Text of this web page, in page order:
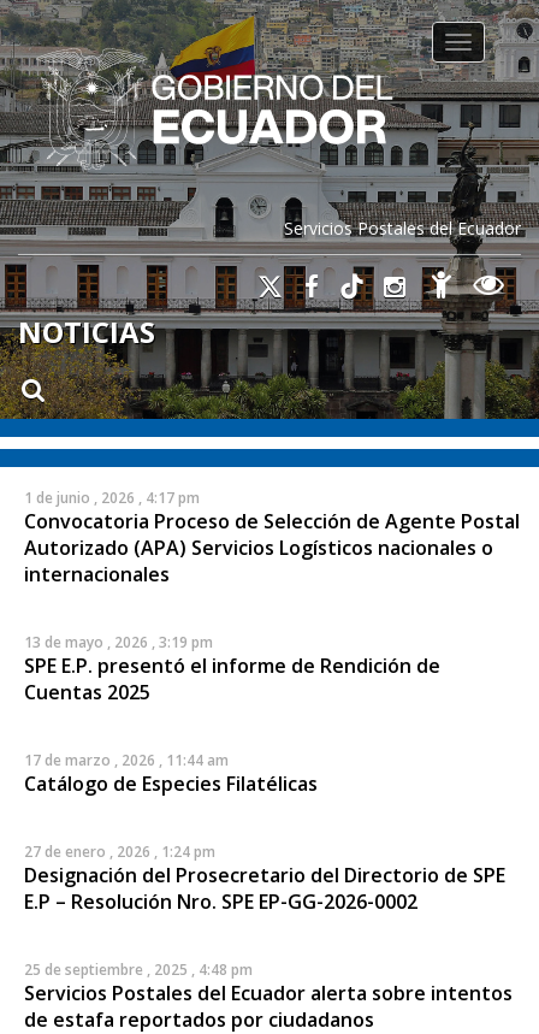
Servicios Postales del Ecuador
Toggle
NOTICIAS
1 de junio , 2026 , 4:17 pm
Convocatoria Proceso de Selección de Agente Postal
Autorizado (APA) Servicios Logísticos nacionales o
internacionales
13 de mayo , 2026 , 3:19 pm
SPE E.P. presentó el informe de Rendición de
Cuentas 2025
17 de marzo , 2026 , 11:44 am
Catálogo de Especies Filatélicas
27 de enero , 2026 , 1:24 pm
Designación del Prosecretario del Directorio de SPE
E.P – Resolución Nro. SPE EP-GG-2026-0002
25 de septiembre , 2025 , 4:48 pm
Servicios Postales del Ecuador alerta sobre intentos
de estafa reportados por ciudadanos